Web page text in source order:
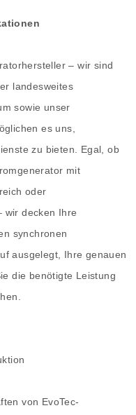
– wir sind
landesweites
sowie unser
es uns,
zu bieten. Egal, ob
mit
oder
wir decken Ihre
synchronen
ausgelegt, Ihre genauen
die benötigte Leistung
von EvoTec-